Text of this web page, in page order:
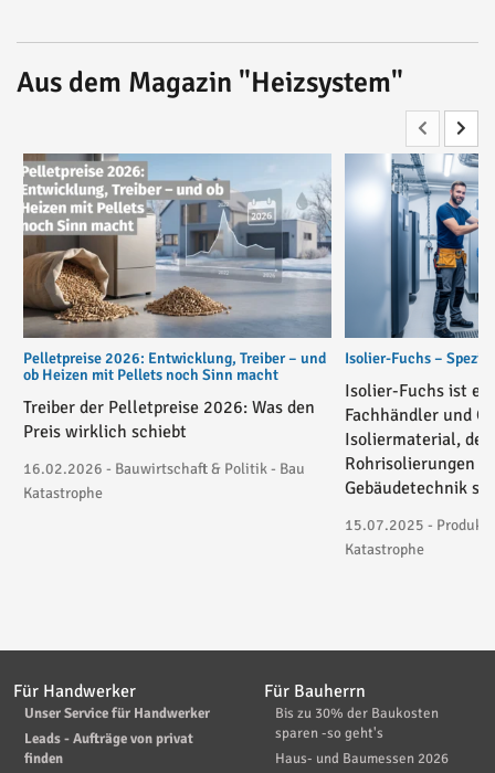
Aus dem Magazin "Heizsystem"
Pelletpreise 2026: Entwicklung, Treiber – und
ob Heizen mit Pellets noch Sinn macht
Treiber der Pelletpreise 2026: Was den
Preis wirklich schiebt
16.02.2026 - Bauwirtschaft & Politik - Bau
Katastrophe
Isolier-Fuchs –
Isolier-Fuchs ist
Fachhändler und
Isoliermaterial, der
Rohrisolierungen
Gebäudetechnik
15.07.2025 -
Katastrophe
Für Handwerker
Unser Service für Handwerker
Leads - Aufträge von privat
finden
Für Bauherrn
Bis zu 30% der Baukosten
sparen -so geht's
Haus- und Baumessen 2026